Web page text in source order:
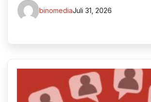
binomediaJuli 31, 2026